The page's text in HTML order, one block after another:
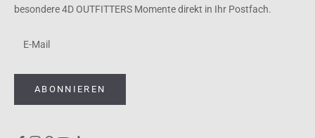
besondere 4D OUTFITTERS Momente direkt in Ihr Postfach.
ABONNIEREN